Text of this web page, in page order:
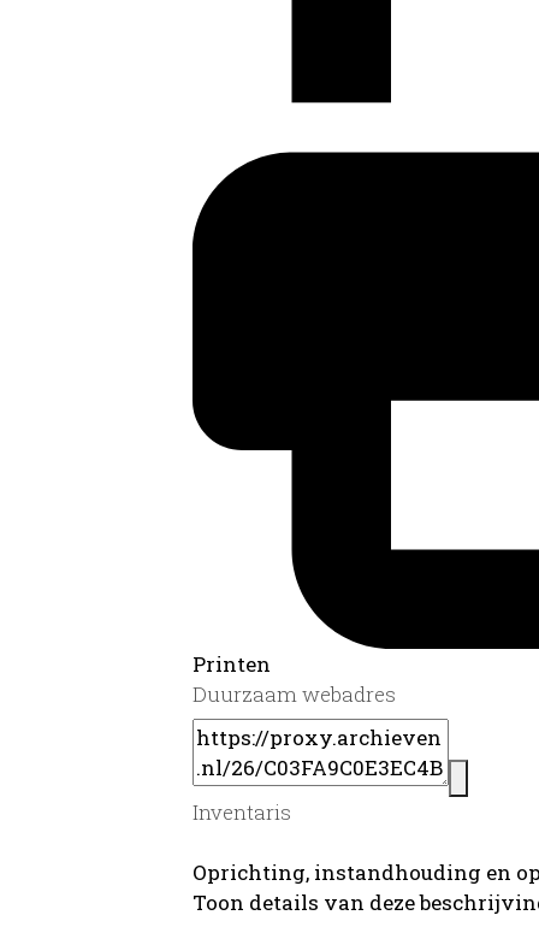
Printen
Duurzaam webadres
Inventaris
Oprichting, instandhouding en
Toon details van deze